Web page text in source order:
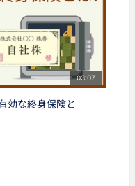
03:07
効な終身保険と